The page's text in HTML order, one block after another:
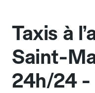
Taxis à
Saint-
24h/24